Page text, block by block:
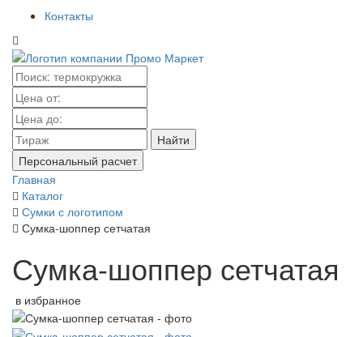
Контакты
Найти
Персональный расчет
Главная
Каталог
Сумки с логотипом
Сумка-шоппер сетчатая
Сумка-шоппер сетчатая
в избранное